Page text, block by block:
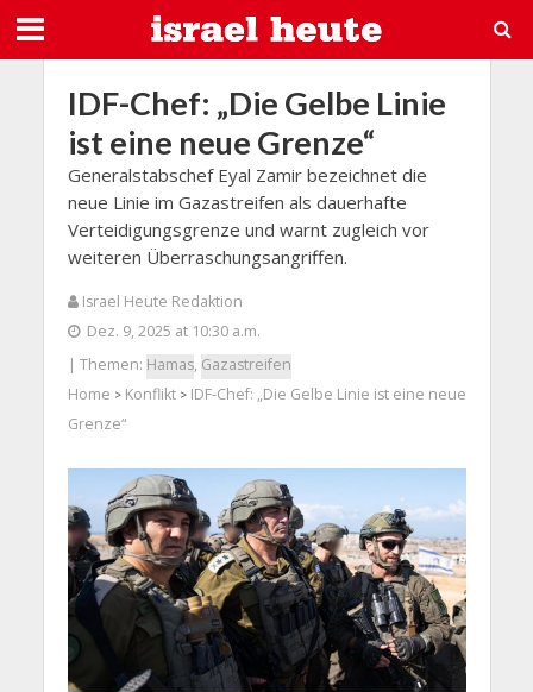
IDF-Chef: „Die Gelbe Linie
ist eine neue Grenze“
Generalstabschef Eyal Zamir bezeichnet die
neue Linie im Gazastreifen als dauerhafte
Verteidigungsgrenze und warnt zugleich vor
weiteren Überraschungsangriffen.
Israel Heute Redaktion
Dez. 9, 2025 at 10:30 a.m.
| Themen: Hamas, Gazastreifen
Home > Konflikt> IDF-Chef: „Die Gelbe Linie ist eine neue
Grenze“